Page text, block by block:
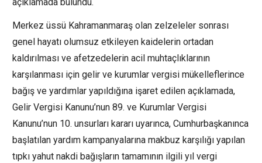
Merkez üssü Kahramanmaraş olan zelzeleler sonrası
genel hayatı olumsuz etkileyen kaidelerin ortadan
kaldırılması ve afetzedelerin acil muhtaçlıklarının
karşılanması için gelir ve kurumlar vergisi mükelleflerince
bağış ve yardımlar yapıldığına işaret edilen açıklamada,
Gelir Vergisi Kanunu’nun 89. ve Kurumlar Vergisi
Kanunu’nun 10. unsurları kararı uyarınca, Cumhurbaşkanınca
başlatılan yardım kampanyalarına makbuz karşılığı yapılan
tıpkı yahut nakdi bağışların tamamının ilgili yıl vergi